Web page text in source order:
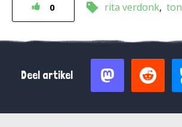
0 rita verdonk ton
Deel artikel